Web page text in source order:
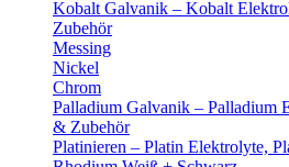
Kobalt Galvanik – Kobalt
Zubehör
Messing
Nickel
Chrom
Palladium Galvanik – Palladium
& Zubehör
Platinieren – Platin Elektrolyte,